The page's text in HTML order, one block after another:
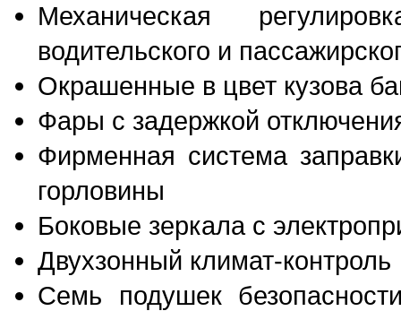
Механическая
водительского и
Окрашенные в цвет кузова
Фары с задержкой
Фирменная система
горловины
Боковые зеркала с
Двухзонный климат-контроль
Семь подушек